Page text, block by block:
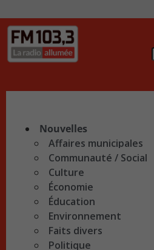
Nouvelles
Affaires municipales
Communauté / Social
Culture
Économie
Éducation
Environnement
Faits divers
Politique